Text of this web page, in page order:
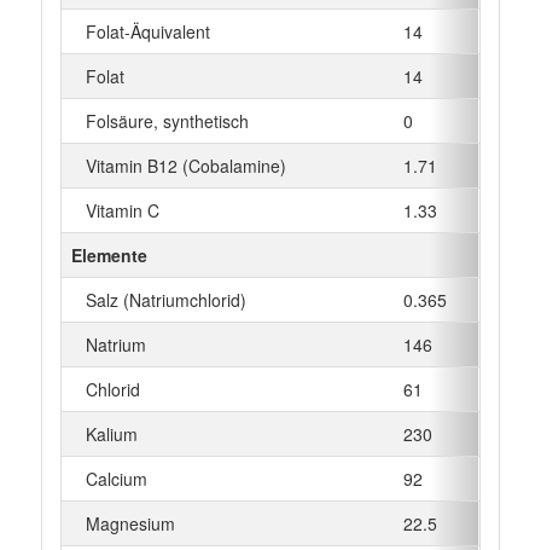
Folat-Äquivalent
14
Folat
14
Folsäure, synthetisch
0
Vitamin B12 (Cobalamine)
1.71
Vitamin C
1.33
Elemente
Salz (Natriumchlorid)
0.365
Natrium
146
Chlorid
61
Kalium
230
Calcium
92
Magnesium
22.5